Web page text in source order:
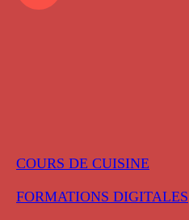
COURS DE CUISINE
FORMATIONS DIGITALES